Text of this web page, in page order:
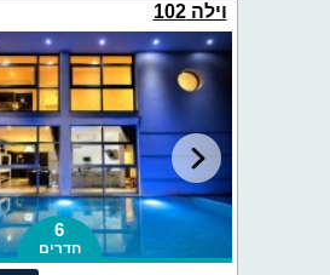
וילה 102
6
חדרים